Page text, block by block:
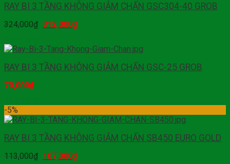
RAY BI 3 TẦNG KHÔNG GIẢM CHẤN GSC304-40 GROB
324,000₫ 312,000₫
RAY BI 3 TẦNG KHÔNG GIẢM CHẤN GSC-25 GROB
70,000₫
-5%
RAY BI 3 TẦNG KHÔNG GIẢM CHẤN SB450 EURO GOLD
113,000₫ 107,000₫